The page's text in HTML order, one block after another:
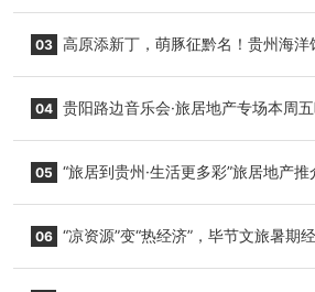
03 高原添新丁，萌豚征黔名！贵州海洋
04 贵阳路边音乐会·旅居地产专场本周
05 “旅居到贵州·生活更多彩”旅居地产
06 “凉资源”变“热经济”，毕节文旅暑期